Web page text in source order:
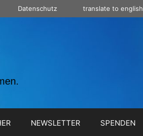
Datenschutz translate to english
NEWSLETTER SPENDEN